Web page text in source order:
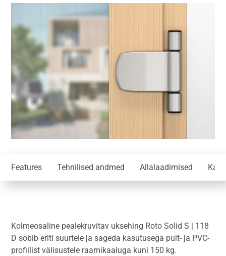
Features Tehnilised andmed Allalaadimised Kas
Kolmeosaline pealekruvitav uksehing Roto Solid S | 118
D sobib eriti suurtele ja sageda kasutusega puit- ja PVC-
profiilist välisustele raamikaaluga kuni 150 kg.